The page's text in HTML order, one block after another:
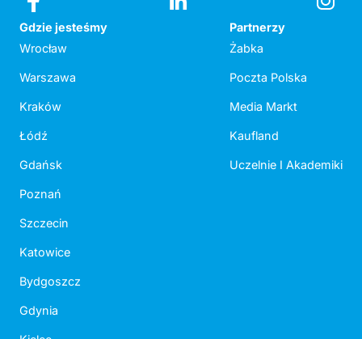
Gdzie jesteśmy
Wrocław
Warszawa
Kraków
Łódź
Gdańsk
Poznań
Szczecin
Katowice
Bydgoszcz
Gdynia
Partnerzy
Żabka
Poczta Polska
Media Markt
Kaufland
Uczelnie I Akademiki